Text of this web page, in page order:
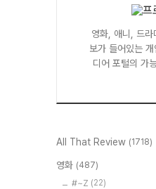
영화, 애니, 드
보가 들어있는 개
디어 포털의 가
All That Review (1718)
영화 (487)
#~Z (22)